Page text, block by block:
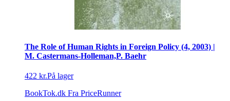
The Role of Human Rights in Foreign Policy (4, 2003) |
M. Castermans-Holleman,P. Baehr
422 kr.På lager
BookTok.dk Fra PriceRunner